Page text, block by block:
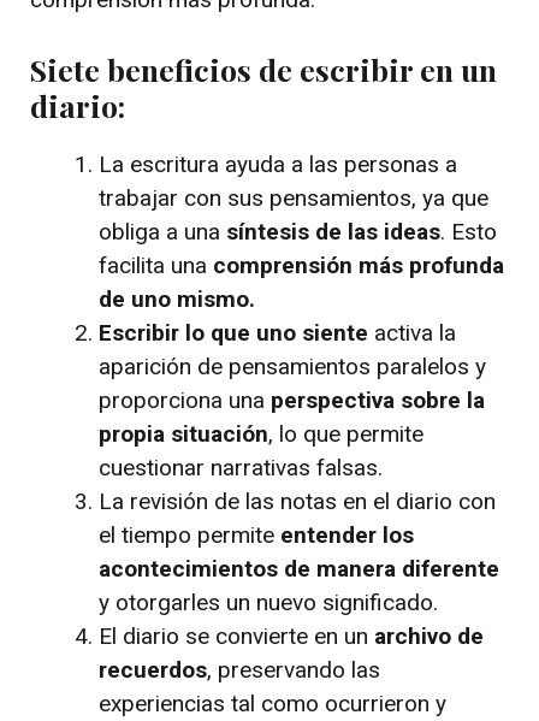
Siete beneficios de escribir en un
diario:
La escritura ayuda a las personas a
trabajar con sus pensamientos, ya que
obliga a una síntesis de las ideas. Esto
facilita una comprensión más profunda
de uno mismo.
Escribir lo que uno siente activa la
aparición de pensamientos paralelos y
proporciona una perspectiva sobre la
propia situación, lo que permite
cuestionar narrativas falsas.
La revisión de las notas en el diario con
el tiempo permite entender los
acontecimientos de manera diferente
y otorgarles un nuevo significado.
El diario se convierte en un archivo de
recuerdos, preservando las
experiencias tal como ocurrieron y